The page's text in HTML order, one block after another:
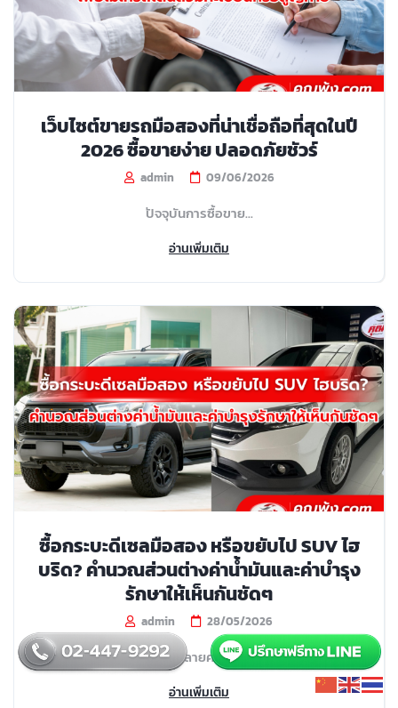
เว็บไซต์ขายรถมือสองที่น่าเชื่อถือที่สุดในปี
2026 ซื้อขายง่าย ปลอดภัยชัวร์
admin 09/06/2026
ปัจจุบันการซื้อขาย...
อ่านเพิ่มเติม
ซื้อกระบะดีเซลมือสอง หรือขยับไป SUV ไฮ
บริด? คำนวณส่วนต่างค่าน้ำมันและค่าบำรุง
รักษาให้เห็นกันชัดๆ
admin 28/05/2026
ช่วงนี้หลายคนที่กำ...
อ่านเพิ่มเติม